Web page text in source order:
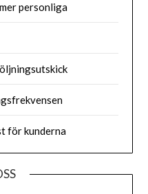
personliga
för kunderna